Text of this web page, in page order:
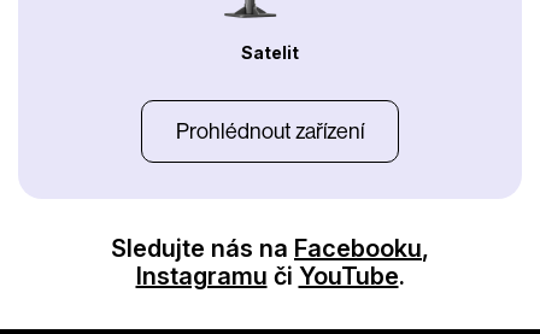
Satelit
Prohlédnout zařízení
Sledujte nás na Facebooku,
Instagramu či YouTube.